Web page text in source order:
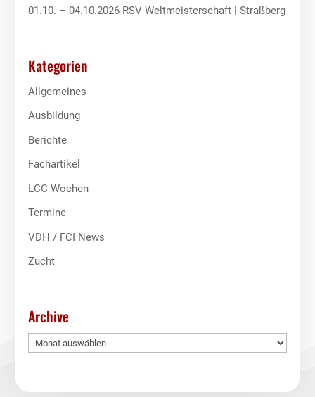
01.10. – 04.10.2026 RSV Weltmeisterschaft | Straßberg
Kategorien
Allgemeines
Ausbildung
Berichte
Fachartikel
LCC Wochen
Termine
VDH / FCI News
Zucht
Archive
Archive